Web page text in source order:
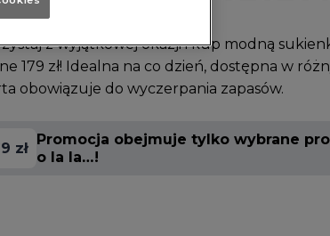
z wyjątkowej okazji i kup modną
179 zł! Idealna na co dzień, dostępna w
obowiązuje do wyczerpania zapasów.
zł
Promocja obejmuje tylko wybrane
o la la…!